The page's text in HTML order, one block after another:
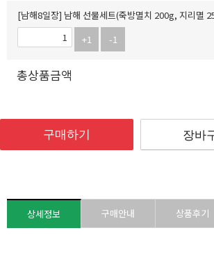
[남해8일장] 남해 선물세트(죽방멸치 200g, 지리멸
+1
-1
총상품금액
구매하기 장바
상세정보 구매안내 상품후기